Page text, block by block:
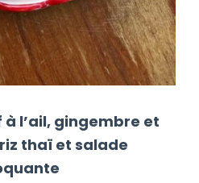
l’ail, gingembre et
thaï et salade